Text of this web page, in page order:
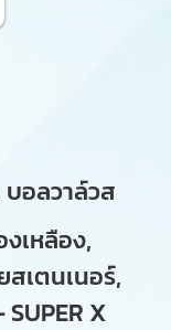
อลวาล์วส
เหลือง,
สเตนเนอร์,
X